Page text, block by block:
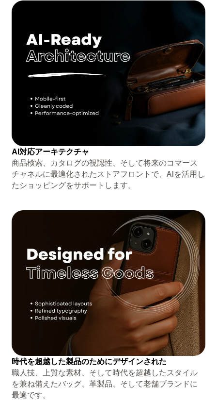
AI対応アーキテクチャ
商品検索、カタログの視認性、そして将来のコマース
チャネルに最適化されたストアフロントで、AIを活用し
たショッピングをサポートします。
時代を超越した製品のためにデザインされた
職人技、上質な素材、そして時代を超越したスタイル
を兼ね備えたバッグ、革製品、そして老舗ブランドに
最適です。